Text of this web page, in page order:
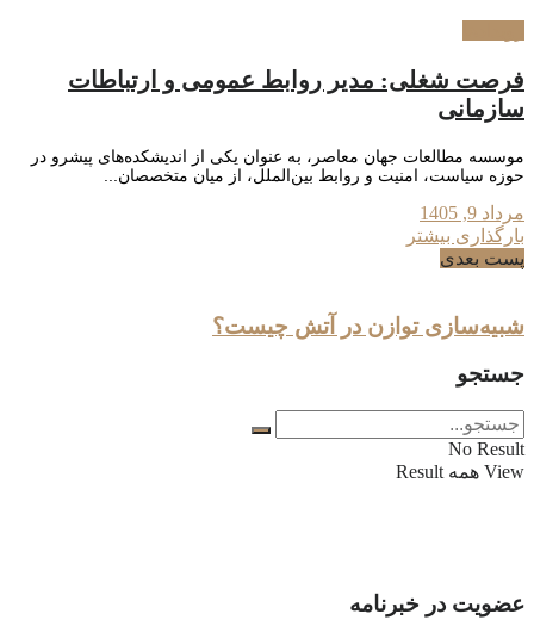
فرصت شغلی: مدیر روابط عمومی و ارتباطات
سازمانی
موسسه مطالعات جهان معاصر، به عنوان یکی از اندیشکده‌های پیشرو در
حوزه سیاست، امنیت و روابط بین‌الملل، از میان متخصصان...
مرداد 9, 1405
بارگذاری بیشتر
پست بعدی
شبیه‌سازی توازن در آتش چیست؟
جستجو
No Result
View همه Result
عضویت در خبرنامه